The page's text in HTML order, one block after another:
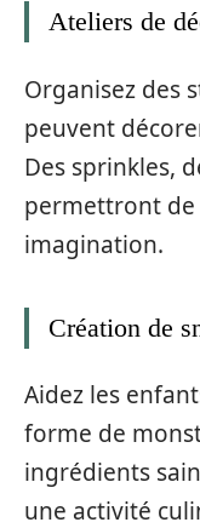
Ateliers de
Organisez des
peuvent
Des sprinkles,
permettront de
imagination.
Création de
Aidez les
forme de
ingrédients
une activité